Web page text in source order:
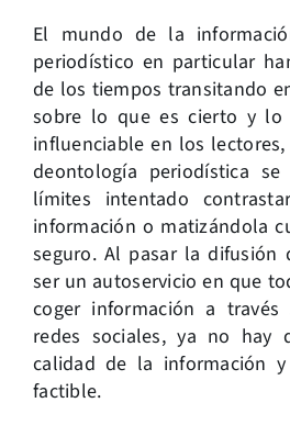
El mundo de la
periodístico en particular
de los tiempos transitando
sobre lo que es cierto y lo
influenciable en los
deontología periodística se
límites intentado
información o matizándola
seguro. Al pasar la difusión
ser un autoservicio en que
coger información a
redes sociales, ya no hay
calidad de la información
factible.